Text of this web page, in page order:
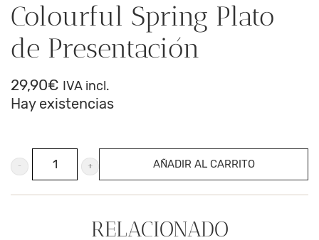
Colourful Spring Plato
de Presentación
29,90€ IVA incl.
Hay existencias
Colourful
Spring
Plato
AÑADIR AL CARRITO
RELACIONADO